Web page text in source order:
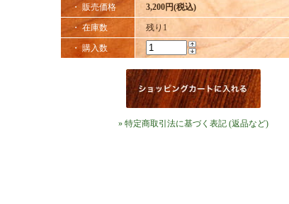
・ 販売価格 3,200円(税込)
・ 在庫数 残り1
・ 購入数
» 特定商取引法に基づく表記 (返品など)